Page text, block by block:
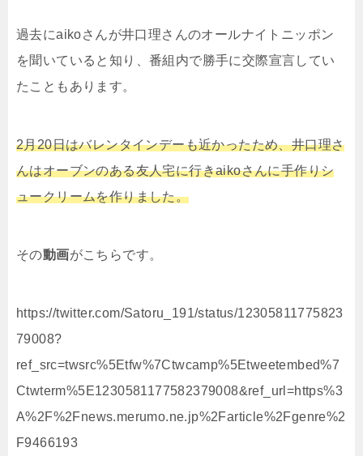
過去にaikoさんが井口理さんのオールナイトニッポン
を聞いていると知り、番組内で勝手に交際宣言してい
たこともあります。
2月20日はバレンタインデーも近かったため、井口理さ
んはオーブンのある友人宅に行きaikoさんに手作りシ
ュークリームを作りました。
その動画がこちらです。
https://twitter.com/Satoru_191/status/12305811775823
79008?
ref_src=twsrc%5Etfw%7Ctwcamp%5Etweetembed%7
Ctwterm%5E1230581177582379008&ref_url=https%3
A%2F%2Fnews.merumo.ne.jp%2Farticle%2Fgenre%2
F9466193